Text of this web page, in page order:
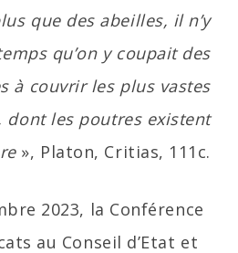
que des abeilles, il n’y
qu’on y coupait des
à couvrir les plus vastes
dont les poutres existent
», Platon, Critias, 111c.
2023, la Conférence
au Conseil d’Etat et